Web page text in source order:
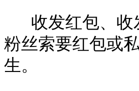
收发红包、
粉丝索要红包或
生。